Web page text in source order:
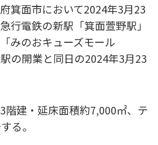
箕面市において2024年3月23
行電鉄の新駅「箕面萱野駅」
みのおキューズモール
の開業と同日の2024年3月23
階建・延床面積約7,000㎡、テ
る。